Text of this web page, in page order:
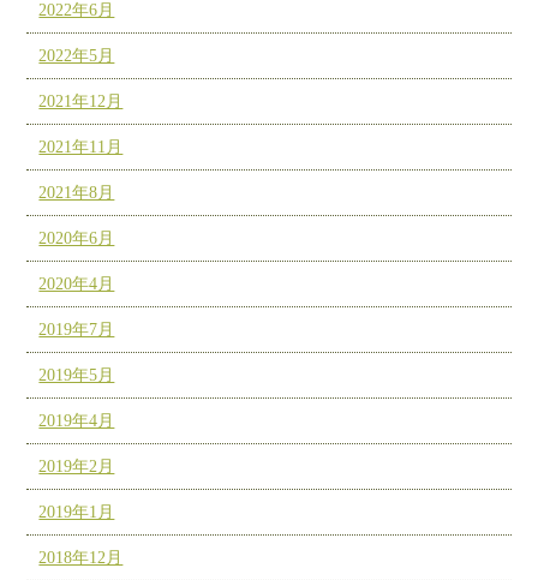
2022年6月
2022年5月
2021年12月
2021年11月
2021年8月
2020年6月
2020年4月
2019年7月
2019年5月
2019年4月
2019年2月
2019年1月
2018年12月